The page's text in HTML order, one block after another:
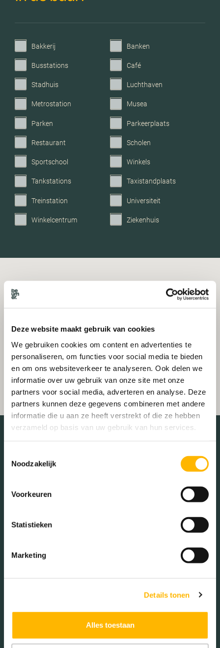
Deze website maakt gebruik van cookies
We gebruiken cookies om content en advertenties te
personaliseren, om functies voor social media te bieden
en om ons websiteverkeer te analyseren. Ook delen we
informatie over uw gebruik van onze site met onze
partners voor social media, adverteren en analyse. Deze
partners kunnen deze gegevens combineren met andere
informatie die u aan ze heeft verstrekt of die ze hebben
verzameld op basis van uw gebruik van hun services.
Noodzakelijk
Voorkeuren
Statistieken
Marketing
Details tonen
Alles toestaan
Bakkerij Banken
Busstations Café
Stadhuis Luchthaven
Metrostation Musea
Parken Parkeerplaats
Restaurant Scholen
Sportschool Winkels
Tankstations Taxistandplaats
Treinstation Universiteit
Winkelcentrum Ziekenhuis
De buurt
Geslacht
Mannen (51.08%)